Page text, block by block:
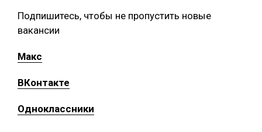
Подпишитесь, чтобы не пропустить новые
вакансии
Макс
ВКонтакте
Одноклассники